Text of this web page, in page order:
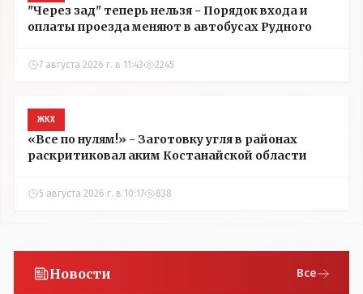
"Через зад" теперь нельзя - Порядок входа и
оплаты проезда меняют в автобусах Рудного
7 августа 2026 г. в 11:43 2245
ЖКХ
«Все по нулям!» - Заготовку угля в районах
раскритиковал аким Костанайской области
5 августа 2026 г. в 10:17 838
Новости Все